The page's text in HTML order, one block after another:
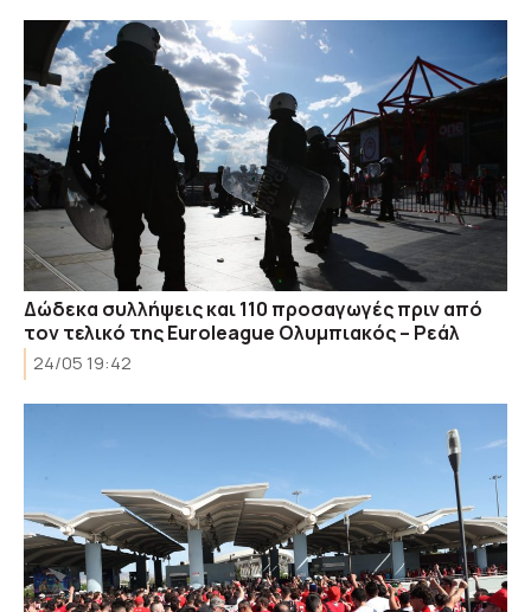
Δώδεκα συλλήψεις και 110 προσαγωγές πριν από
τον τελικό της Euroleague Ολυμπιακός – Ρεάλ
24/05 19:42